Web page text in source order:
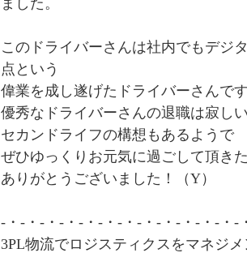
ました。
このドライバーさんは社内でもデジ
点という
偉業を成し遂げたドライバーさんで
優秀なドライバーさんの退職は寂し
セカンドライフの構想もあるようで
ぜひゆっくりお元気に過ごして頂き
ありがとうございました！（Y）
-・-・-・-・-・-・-・-・-・-・-・-・-
3PL物流でロジスティクスをマネジ